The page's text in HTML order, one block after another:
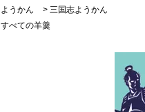
ようかん > 三国志ようかん
すべての羊羹